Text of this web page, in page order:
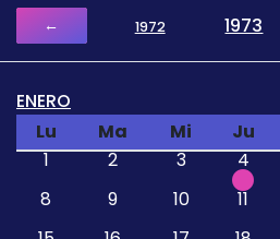
← 1972 1973
ENERO
Lu
Ma Mi Ju
1
2 3 4
8
9 10 11